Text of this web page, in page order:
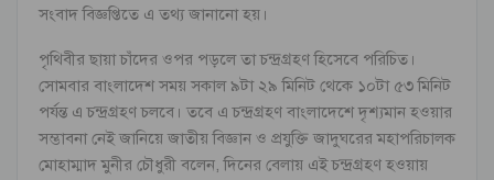
সংবাদ বিজ্ঞপ্তিতে এ তথ্য জানানো হয়।
পৃথিবীর ছায়া চাঁদের ওপর পড়লে তা চন্দ্রগ্রহণ হিসেবে পরিচিত।
সোমবার বাংলাদেশ সময় সকাল ৯টা ২৯ মিনিট থেকে ১০টা ৫৩ মিনিট
পর্যন্ত এ চন্দ্রগ্রহণ চলবে। তবে এ চন্দ্রগ্রহণ বাংলাদেশে দৃশ্যমান হওয়ার
সম্ভাবনা নেই জানিয়ে জাতীয় বিজ্ঞান ও প্রযুক্তি জাদুঘরের মহাপরিচালক
মোহাম্মাদ মুনীর চৌধুরী বলেন, দিনের বেলায় এই চন্দ্রগ্রহণ হওয়ায়